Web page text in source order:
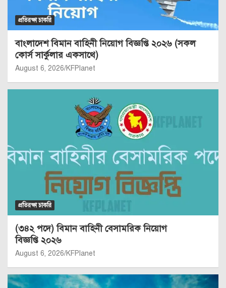
প্রতিরক্ষা চাকরি
বাংলাদেশ বিমান বাহিনী নিয়োগ বিজ্ঞপ্তি ২০২৬ (সকল
কোর্স সার্কুলার একসাথে)
August 6, 2026 KFPlanet
প্রতিরক্ষা চাকরি
(৩৪২ পদে) বিমান বাহিনী বেসামরিক নিয়োগ
বিজ্ঞপ্তি ২০২৬
August 6, 2026 KFPlanet